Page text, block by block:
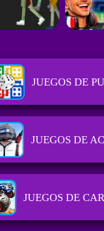
JUEGOS DE
JUEGOS DE
JUEGOS DE